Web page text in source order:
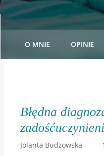
O MNIE OPINIE
Błędna
Jolanta Budzowska